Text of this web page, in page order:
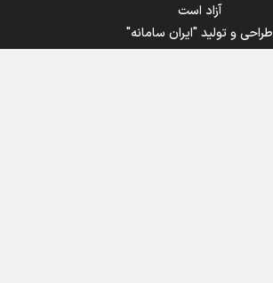
آزاد است
طراحی و تولید"ایران سامانه"